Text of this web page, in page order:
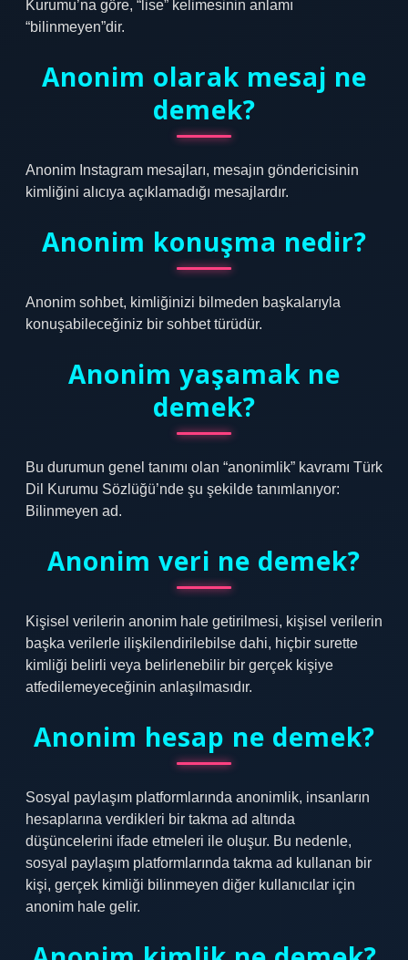
Kurumu’na göre, “lise” kelimesinin anlamı
“bilinmeyen”dir.
Anonim olarak mesaj ne
demek?
Anonim Instagram mesajları, mesajın göndericisinin
kimliğini alıcıya açıklamadığı mesajlardır.
Anonim konuşma nedir?
Anonim sohbet, kimliğinizi bilmeden başkalarıyla
konuşabileceğiniz bir sohbet türüdür.
Anonim yaşamak ne
demek?
Bu durumun genel tanımı olan “anonimlik” kavramı Türk
Dil Kurumu Sözlüğü’nde şu şekilde tanımlanıyor:
Bilinmeyen ad.
Anonim veri ne demek?
Kişisel verilerin anonim hale getirilmesi, kişisel verilerin
başka verilerle ilişkilendirilebilse dahi, hiçbir surette
kimliği belirli veya belirlenebilir bir gerçek kişiye
atfedilemeyeceğinin anlaşılmasıdır.
Anonim hesap ne demek?
Sosyal paylaşım platformlarında anonimlik, insanların
hesaplarına verdikleri bir takma ad altında
düşüncelerini ifade etmeleri ile oluşur. Bu nedenle,
sosyal paylaşım platformlarında takma ad kullanan bir
kişi, gerçek kimliği bilinmeyen diğer kullanıcılar için
anonim hale gelir.